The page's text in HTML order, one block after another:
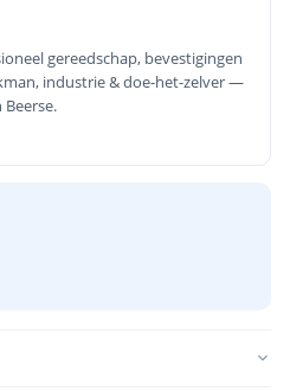
gereedschap, bevestigingen
industrie & doe-het-zelver —
Beerse.